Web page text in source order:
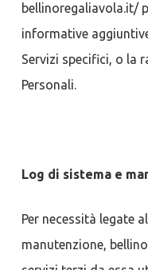
bellinoregaliavola.it/
informative
Servizi specifici, o la
Personali.
Log di sistema e
Per necessità legate
manutenzione,